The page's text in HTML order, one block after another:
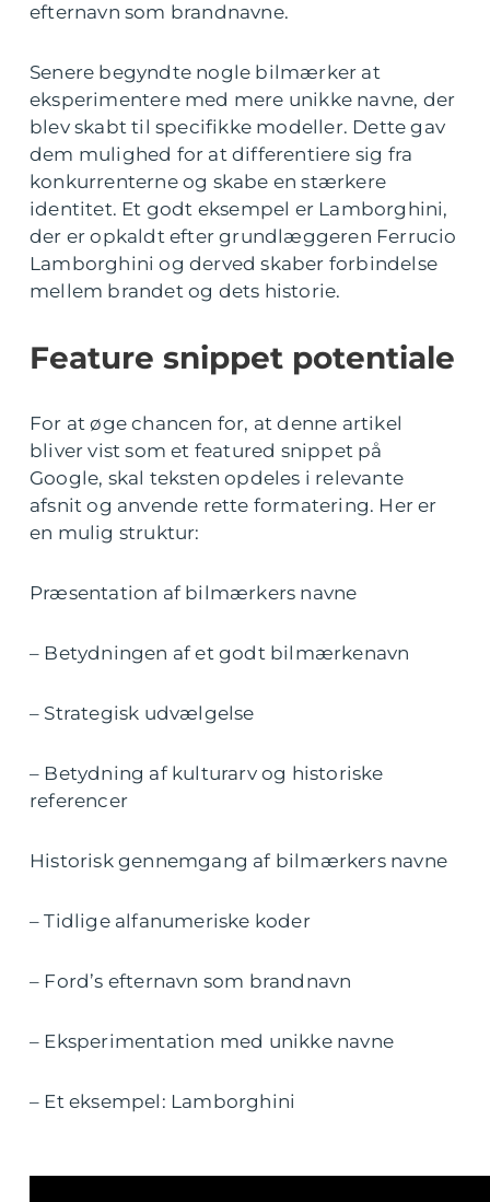
efternavn som brandnavne.
Senere begyndte nogle bilmærker at
eksperimentere med mere unikke navne, der
blev skabt til specifikke modeller. Dette gav
dem mulighed for at differentiere sig fra
konkurrenterne og skabe en stærkere
identitet. Et godt eksempel er Lamborghini,
der er opkaldt efter grundlæggeren Ferrucio
Lamborghini og derved skaber forbindelse
mellem brandet og dets historie.
Feature snippet potentiale
For at øge chancen for, at denne artikel
bliver vist som et featured snippet på
Google, skal teksten opdeles i relevante
afsnit og anvende rette formatering. Her er
en mulig struktur:
Præsentation af bilmærkers navne
– Betydningen af et godt bilmærkenavn
– Strategisk udvælgelse
– Betydning af kulturarv og historiske
referencer
Historisk gennemgang af bilmærkers navne
– Tidlige alfanumeriske koder
– Ford’s efternavn som brandnavn
– Eksperimentation med unikke navne
– Et eksempel: Lamborghini